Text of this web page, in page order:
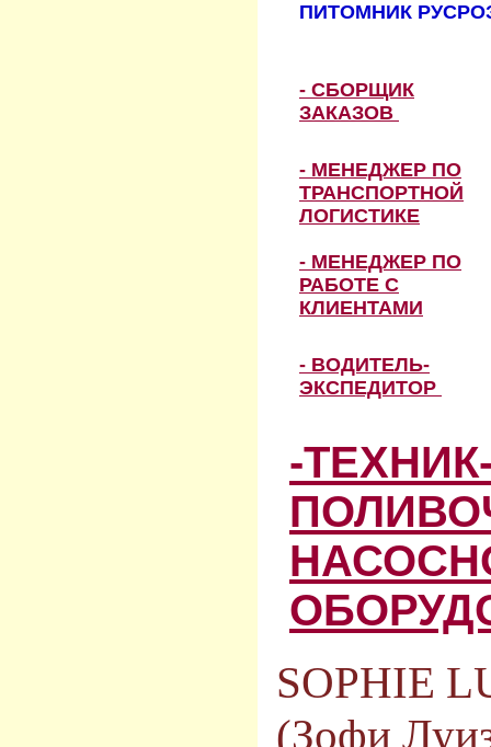
ПИТОМНИК
- СБОРЩИК
ЗАКАЗОВ
- МЕНЕДЖЕР ПО
ТРАНСПОРТНОЙ
ЛОГИСТИКЕ
- МЕНЕДЖЕР ПО
РАБОТЕ С
КЛИЕНТАМИ
- ВОДИТЕЛЬ-
ЭКСПЕДИТОР
-
SOPHIE
(Зофи